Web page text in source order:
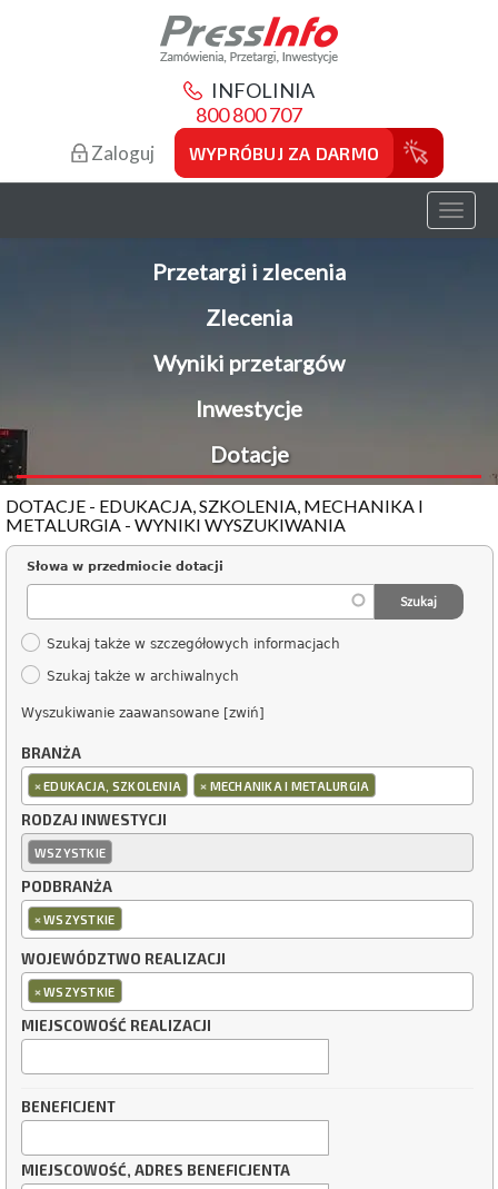
INFOLINIA
800 800 707
Zaloguj WYPRÓBUJ ZA DARMO
Toggle
Przetargi i zlecenia
Zlecenia
Wyniki przetargów
Inwestycje
Dotacje
DOTACJE - EDUKACJA, SZKOLENIA, MECHANIKA I
METALURGIA - WYNIKI WYSZUKIWANIA
Słowa w przedmiocie dotacji
Szukaj także w szczegółowych informacjach
Szukaj także w archiwalnych
Wyszukiwanie zaawansowane [zwiń]
BRANŻA
×EDUKACJA, SZKOLENIA × MECHANIKA I METALURGIA
RODZAJ INWESTYCJI
WSZYSTKIE
PODBRANŻA
×WSZYSTKIE
WOJEWÓDZTWO REALIZACJI
×WSZYSTKIE
MIEJSCOWOŚĆ REALIZACJI
BENEFICJENT
MIEJSCOWOŚĆ, ADRES BENEFICJENTA